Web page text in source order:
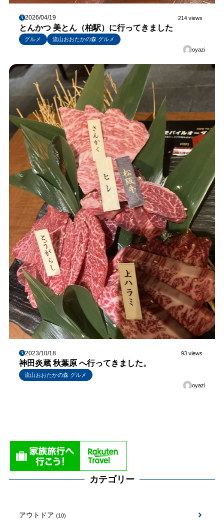
2026/04/19 214 views
とんかつ 美とん（柏駅）に行ってきました
グルメ
流山おおたかの森 グルメ
oyazi
2023/10/18 93 views
神田炎蔵 秋葉原 へ行ってきました。
流山おおたかの森 グルメ
oyazi
カテゴリー
アウトドア (10)